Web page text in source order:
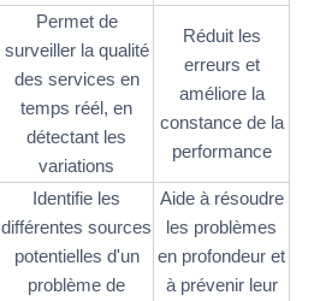
Permet de
surveiller la qualité
des services en
temps réél, en
détectant les
variations
Réduit les
erreurs et
améliore la
constance de la
performance
Identifie les
différentes sources
potentielles d'un
problème de
Aide à résoudre
les problèmes
en profondeur et
à prévenir leur